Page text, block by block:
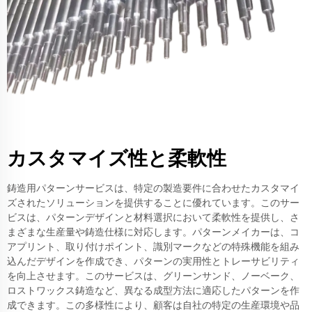
カスタマイズ性と柔軟性
鋳造用パターンサービスは、特定の製造要件に合わせたカスタマイ
ズされたソリューションを提供することに優れています。このサー
ビスは、パターンデザインと材料選択において柔軟性を提供し、さ
まざまな生産量や鋳造仕様に対応します。パターンメイカーは、コ
アプリント、取り付けポイント、識別マークなどの特殊機能を組み
込んだデザインを作成でき、パターンの実用性とトレーサビリティ
を向上させます。このサービスは、グリーンサンド、ノーベーク、
ロストワックス鋳造など、異なる成型方法に適応したパターンを作
成できます。この多様性により、顧客は自社の特定の生産環境や品